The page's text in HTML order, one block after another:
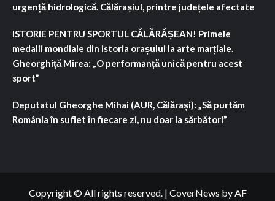
urgență hidrologică. Călărașiul, printre județele afectate
ISTORIE PENTRU SPORTUL CĂLĂRĂȘEAN! Primele
medalii mondiale din istoria orașului la arte marțiale.
Gheorghiță Mirea: „O performanță unică pentru acest
sport”
Deputatul Gheorghe Mihai (AUR, Călărași): „Să purtăm
România în suflet în fiecare zi, nu doar la sărbători”
Copyright © All rights reserved. | CoverNews by AF